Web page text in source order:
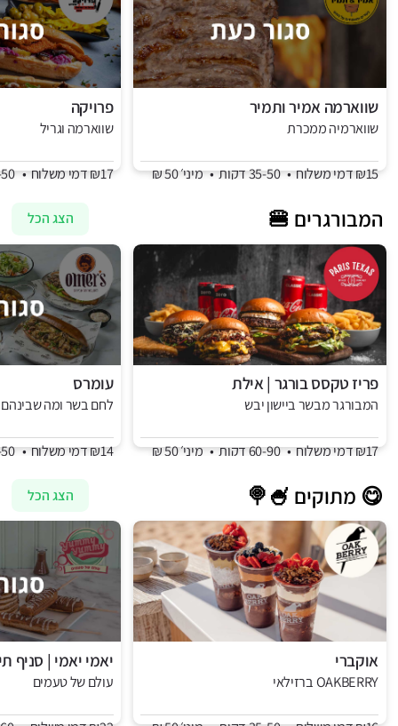
שווארמה אמיר ותמיר
שווארמיה ממכרת
₪15 דמי משלוח • 35-50 דקות • מיני׳ 50 ₪
פרויקה
שווארמה וגריל
₪17 דמי משלוח • 35-50 דקות
המבורגרים 🍔 הצג הכל
פריז טקסס בורגר | אילת
המבורגר מבשר ביישון יבש
₪17 דמי משלוח • 60-90 דקות • מיני׳ 50 ₪
עומרס
לחם בשר ומה שבינהם
₪14 דמי משלוח • 35-50 דקות
😋 מתוקים 🍧🍭 הצג הכל
אוקברי
OAKBERRY ברזילאי
יאמי יאמי | סניף
עולם של טעמים